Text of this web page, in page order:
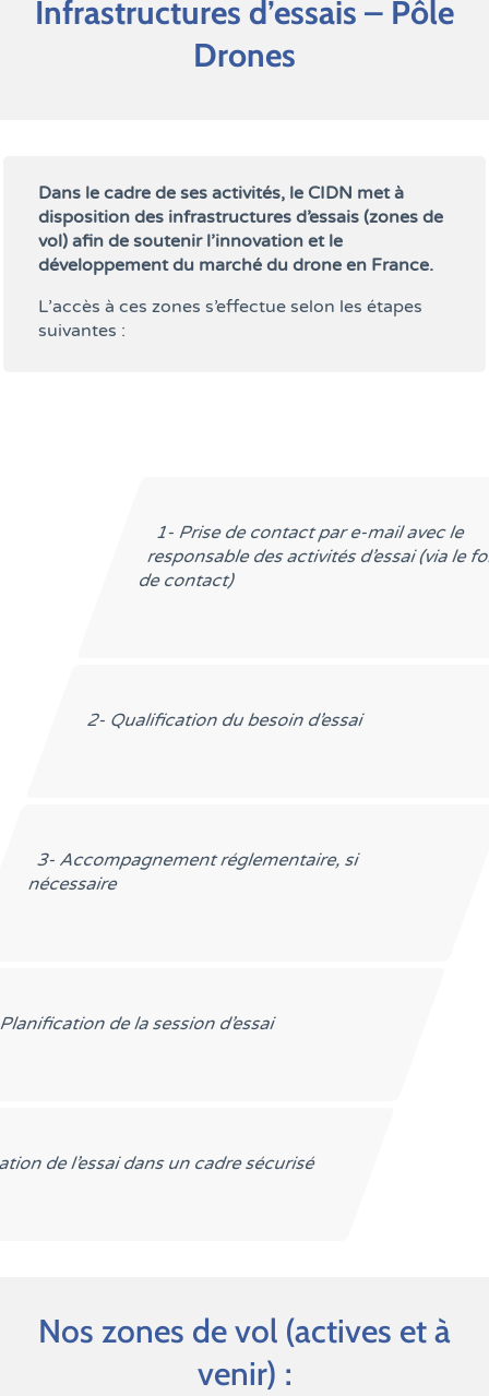
Infrastructures d’essais – Pôle
Drones
Dans le cadre de ses activités, le CIDN met à
disposition des infrastructures d’essais (zones de
vol) afin de soutenir l’innovation et le
développement du marché du drone en France.
L’accès à ces zones s’effectue selon les étapes
suivantes :
1- Prise de contact par e-mail avec le
responsable des activités d’essai (via le
de contact)
2- Qualification du besoin d’essai
3- Accompagnement réglementaire, si
nécessaire
de la session d’essai
de l’essai dans un cadre sécurisé
Nos zones de vol (actives et à
venir) :